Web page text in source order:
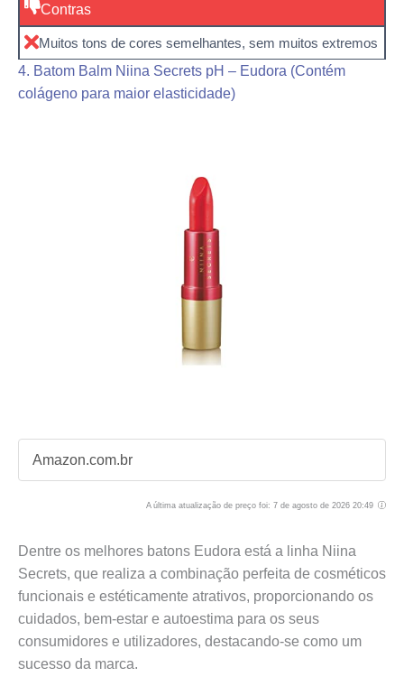
Contras
Muitos tons de cores semelhantes, sem muitos extremos
4. Batom Balm Niina Secrets pH – Eudora (Contém
colágeno para maior elasticidade)
Amazon.com.br
A última atualização de preço foi: 7 de agosto de 2026 20:49
Dentre os melhores batons Eudora está a linha Niina
Secrets, que realiza a combinação perfeita de cosméticos
funcionais e estéticamente atrativos, proporcionando os
cuidados, bem-estar e autoestima para os seus
consumidores e utilizadores, destacando-se como um
sucesso da marca.